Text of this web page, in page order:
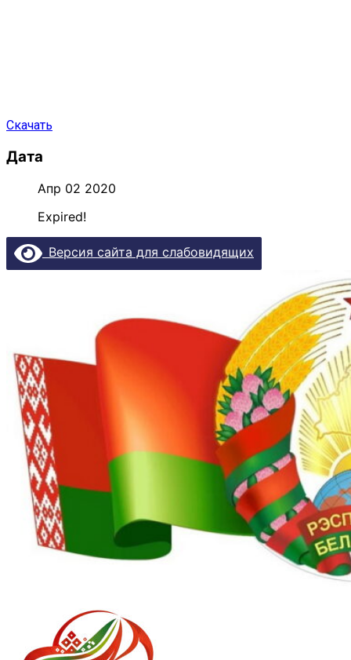
Скачать
Дата
Апр 02 2020
Expired!
Версия сайта для слабовидящих